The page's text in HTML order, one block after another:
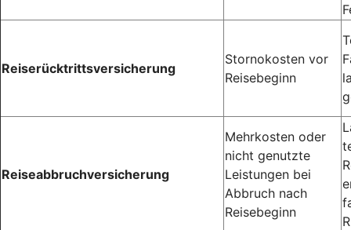
Reiserücktrittsversicherung
Stornokosten vor
Reisebeginn
Reiseabbruchversicherung
Mehrkosten oder
nicht genutzte
Leistungen bei
Abbruch nach
Reisebeginn